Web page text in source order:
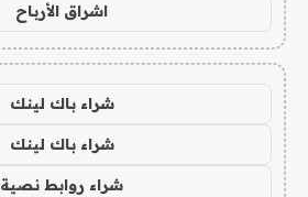
اشراق الأرباح
شراء باك لينك
شراء باك لينك
شراء روابط نصية